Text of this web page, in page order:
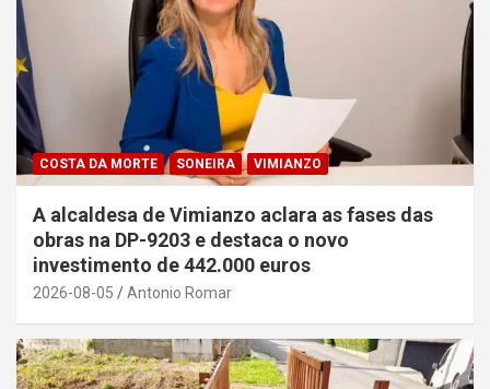
COSTA DA MORTE SONEIRA VIMIANZO
A alcaldesa de Vimianzo aclara as fases das
obras na DP-9203 e destaca o novo
investimento de 442.000 euros
2026-08-05 Antonio Romar